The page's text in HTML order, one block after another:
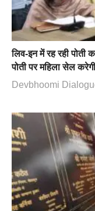
लिव-इन में रह रही पोती
पोती पर महिला सेल करेगी
Devbhoomi